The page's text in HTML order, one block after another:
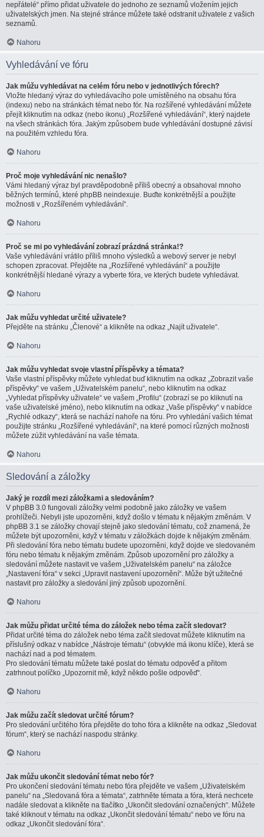
nepřátelé“ přímo přidat uživatele do jednoho ze seznamů vložením jejich
uživatelských jmen. Na stejné stránce můžete také odstranit uživatele z vašich
seznamů.
Nahoru
Vyhledávání ve fóru
Jak můžu vyhledávat na celém fóru nebo v jednotlivých fórech?
Vložte hledaný výraz do vyhledávacího pole umístěného na obsahu fóra
(indexu) nebo na stránkách témat nebo fór. Na rozšířené vyhledávání můžete
přejít kliknutím na odkaz (nebo ikonu) „Rozšířené vyhledávání“, který najdete
na všech stránkách fóra. Jakým způsobem bude vyhledávání dostupné závisí
na použitém vzhledu fóra.
Nahoru
Proč moje vyhledávání nic nenašlo?
Vámi hledaný výraz byl pravděpodobně příliš obecný a obsahoval mnoho
běžných termínů, které phpBB neindexuje. Buďte konkrétnější a použijte
možnosti v „Rozšířeném vyhledávání“.
Nahoru
Proč se mi po vyhledávání zobrazí prázdná stránka!?
Vaše vyhledávání vrátilo příliš mnoho výsledků a webový server je nebyl
schopen zpracovat. Přejděte na „Rozšířené vyhledávání“ a použijte
konkrétnější hledané výrazy a vyberte fóra, ve kterých budete vyhledávat.
Nahoru
Jak můžu vyhledat určité uživatele?
Přejděte na stránku „Členové“ a klikněte na odkaz „Najít uživatele“.
Nahoru
Jak můžu vyhledat svoje vlastní příspěvky a témata?
Vaše vlastní příspěvky můžete vyhledat buď kliknutím na odkaz „Zobrazit vaše
příspěvky“ ve vašem „Uživatelském panelu“, nebo kliknutím na odkaz
„Vyhledat příspěvky uživatele“ ve vašem „Profilu“ (zobrazí se po kliknutí na
vaše uživatelské jméno), nebo kliknutím na odkaz „Vaše příspěvky“ v nabídce
„Rychlé odkazy“, která se nachází nahoře na fóru. Pro vyhledání vašich témat
použijte stránku „Rozšířené vyhledávání“, na které pomocí různých možnosti
můžete zúžit vyhledávání na vaše témata.
Nahoru
Sledování a záložky
Jaký je rozdíl mezi záložkami a sledováním?
V phpBB 3.0 fungovali záložky velmi podobně jako záložky ve vašem
prohlížeči. Nebyli jste upozorněni, když došlo v tématu k nějakým změnám. V
phpBB 3.1 se záložky chovají stejně jako sledování tématu, což znamená, že
můžete být upozorněni, když v tématu v záložkách dojde k nějakým změnám.
Při sledování fóra nebo tématu budete upozorněni, když dojde ve sledovaném
fóru nebo tématu k nějakým změnám. Způsob upozornění pro záložky a
sledování můžete nastavit ve vašem „Uživatelském panelu“ na záložce
„Nastavení fóra“ v sekci „Upravit nastavení upozornění“. Může být užitečné
nastavit pro záložky a sledování jiný způsob upozornění.
Nahoru
Jak můžu přidat určité téma do záložek nebo téma začít sledovat?
Přidat určité téma do záložek nebo téma začít sledovat můžete kliknutím na
příslušný odkaz v nabídce „Nástroje tématu“ (obvykle má ikonu klíče), která se
nachází nad a pod tématem.
Pro sledování tématu můžete také poslat do tématu odpověď a přitom
zatrhnout políčko „Upozornit mě, když někdo pošle odpověď“.
Nahoru
Jak můžu začít sledovat určité fórum?
Pro sledování určitého fóra přejděte do toho fóra a klikněte na odkaz „Sledovat
fórum“, který se nachází naspodu stránky.
Nahoru
Jak můžu ukončit sledování témat nebo fór?
Pro ukončení sledování tématu nebo fóra přejděte ve vašem „Uživatelském
panelu“ na „Sledovaná fóra a témata“, zatrhněte témata a fóra, která nechcete
nadále sledovat a klikněte na tlačítko „Ukončit sledování označených“. Můžete
také kliknout v tématu na odkaz „Ukončit sledování tématu“ nebo ve fóru na
odkaz „Ukončit sledování fóra“.